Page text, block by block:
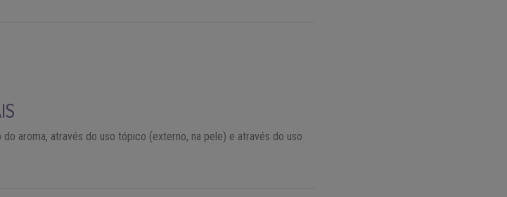
aroma, através do uso tópico (externo, na pele) e através do uso